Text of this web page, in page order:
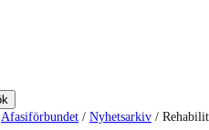
Afasiförbundet / Nyhetsarkiv /